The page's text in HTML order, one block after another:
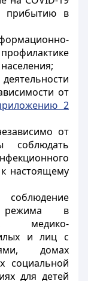
прибытию в
от
2
от
соблюдать
настоящему
режима в
медико-
и лиц с
домах
социальной
для детей